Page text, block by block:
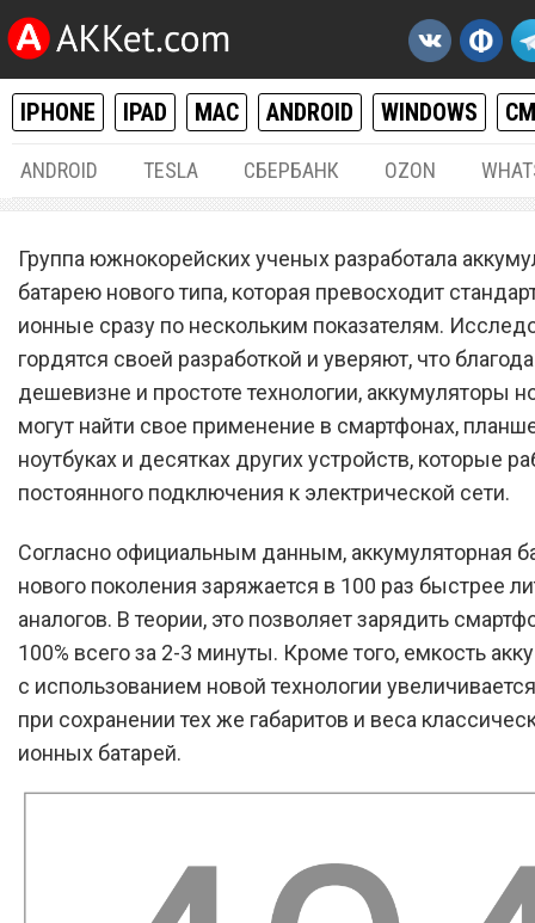
IPHONE IPAD MAC ANDROID WINDOWS
ANDROID TESLA СБЕРБАНК OZON
В Южной Корее
революционная
аккумуляторная батарея
iPhone
Группа южнокорейских ученых разработала
батарею нового типа, которая превосходит
ионные сразу по нескольким показателям.
гордятся своей разработкой и уверяют, что
дешевизне и простоте технологии, аккумуляторы
могут найти свое применение в смартфонах,
ноутбуках и десятках других устройств, которые
постоянного подключения к электрической сети.
Согласно официальным данным, аккумуляторная
нового поколения заряжается в 100 раз быстрее
аналогов. В теории, это позволяет зарядить
100% всего за 2-3 минуты. Кроме того, емкость
с использованием новой технологии
при сохранении тех же габаритов и веса
ионных батарей.